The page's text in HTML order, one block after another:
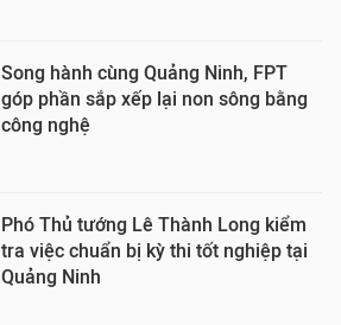
Song hành cùng Quảng Ninh, FPT
góp phần sắp xếp lại non sông bằng
công nghệ
Phó Thủ tướng Lê Thành Long kiểm
tra việc chuẩn bị kỳ thi tốt nghiệp tại
Quảng Ninh